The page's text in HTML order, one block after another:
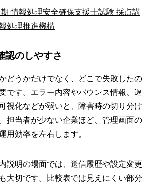
情報処理安全確保支援士試験 採点講
処理推進機構
認のしやすさ
どうかだけでなく、どこで失敗したの
です。エラー内容やバウンス情報、遅
視化などが弱いと、障害時の切り分け
担当者が少ない企業ほど、管理画面の
用効率を左右します。
説明の場面では、送信履歴や設定変更
大切です。比較表では見えにくい部分